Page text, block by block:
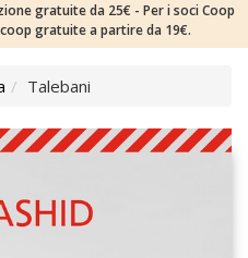
gratuite da 25€ - Per i soci Coop
gratuite a partire da 19€.
Talebani